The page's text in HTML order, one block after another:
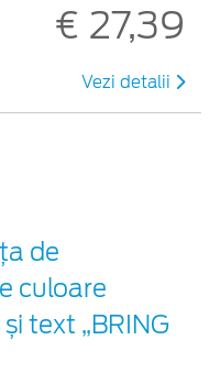
€ 27,39
Vezi detalii
de
culoare
text „BRING